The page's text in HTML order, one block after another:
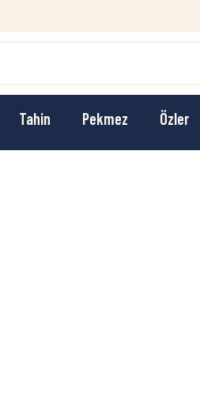
Tahin Pekmez Özler